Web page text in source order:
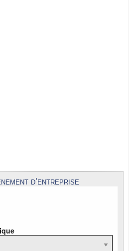
d'entreprise